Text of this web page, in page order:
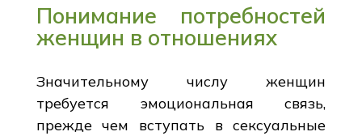
Понимание потребностей
женщин в отношениях
Значительному числу женщин
требуется эмоциональная связь,
прежде чем вступать в сексуальные